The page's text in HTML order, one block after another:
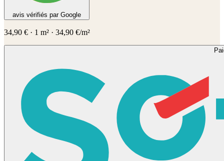
avis vérifiés par Google
34,90 € · 1 m² · 34,90 €/m²